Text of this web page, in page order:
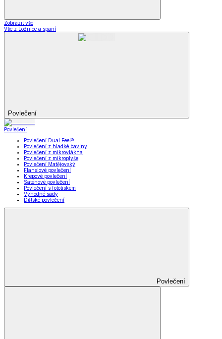
Zobrazit vše
Vše z Ložnice a spaní
Povlečení
Povlečení
Povlečení Dual Feel®
Povlečení z hladké bavlny
Povlečení z mikrovlákna
Povlečení z mikroplyše
Povlečení Matějovský
Flanelové povlečení
Krepové povlečení
Saténové povlečení
Povlečení s fototiskem
Výhodné sady
Dětské povlečení
Povlečení